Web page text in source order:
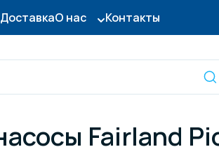
ДоставкаО нас Контакты
Fairland